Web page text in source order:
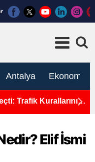
Antalya Ekonomi
Trafik Kurallarını
Elif İsmi